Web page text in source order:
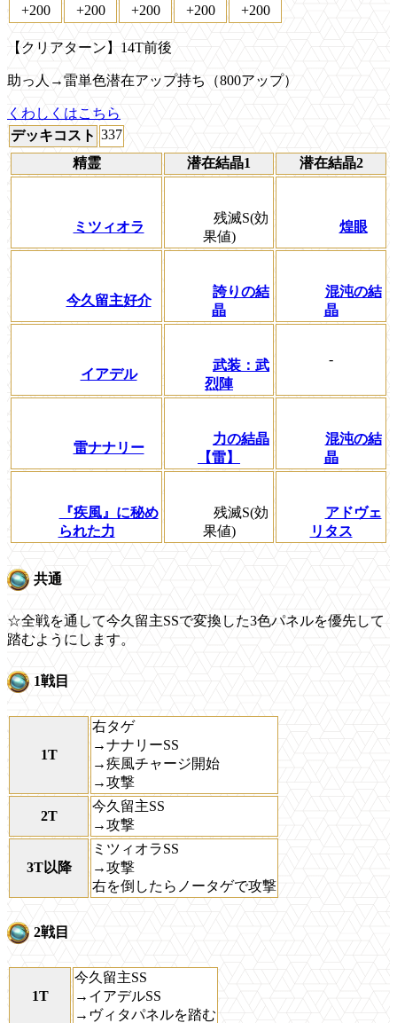
+200 +200 +200 +200 +200
【クリアターン】14T前後
助っ人→雷単色潜在アップ持ち（800アップ）
くわしくはこちら
デッキコスト 337
精霊
潜在結晶1 潜在結晶2
ミツィオラ
残滅S(効
果値)
煌眼
今久留主好介
誇りの結
晶
混沌の結
晶
イアデル
武装：武
烈陣
-
雷ナナリー
力の結晶
【雷】
混沌の結
晶
『疾風』に秘め
られた力
残滅S(効
果値)
アドヴェ
リタス
共通
☆全戦を通して今久留主SSで変換した3色パネルを優先して
踏むようにします。
1戦目
1T
右タゲ
→ナナリーSS
→疾風チャージ開始
→攻撃
2T
今久留主SS
→攻撃
3T以降
ミツィオラSS
→攻撃
右を倒したらノータゲで攻撃
2戦目
1T
今久留主SS
→イアデルSS
→ヴィタパネルを踏む